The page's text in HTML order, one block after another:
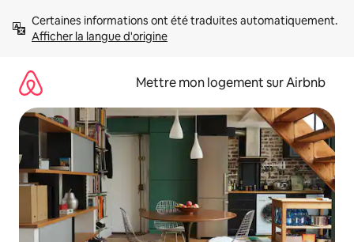
directement
Afficher la langue d'origine
Mettre mon logement sur Airbnb